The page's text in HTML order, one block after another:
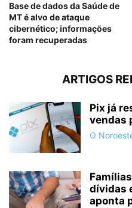
Base de dados da Saúde de
MT é alvo de ataque
cibernético; informações
foram recuperadas
ARTIGOS
Pix já
vendas
O
dívidas
aponta